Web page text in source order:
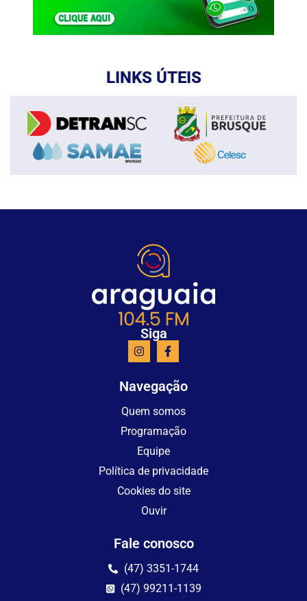
LINKS ÚTEIS
Siga
Navegação
Quem somos
Programação
Equipe
Política de privacidade
Cookies do site
Ouvir
Fale conosco
(47) 3351-1744
(47) 99211-1139